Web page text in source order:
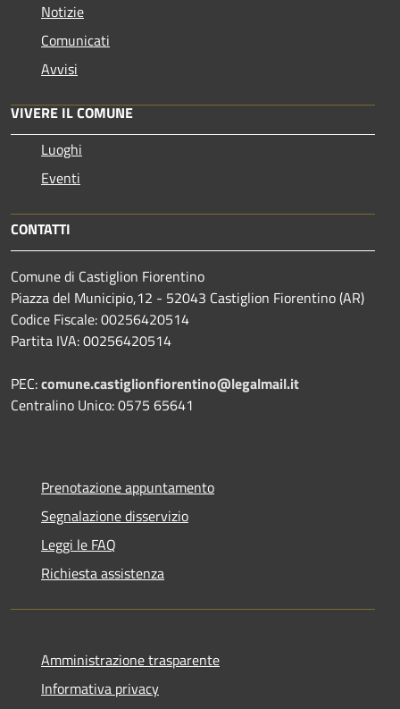
Notizie
Comunicati
Avvisi
VIVERE IL COMUNE
Luoghi
Eventi
CONTATTI
Comune di Castiglion Fiorentino
Piazza del Municipio,12 - 52043 Castiglion Fiorentino (AR)
Codice Fiscale: 00256420514
Partita IVA: 00256420514
PEC:comune.castiglionfiorentino@legalmail.it
Centralino Unico: 0575 65641
Prenotazione appuntamento
Segnalazione disservizio
Leggi le FAQ
Richiesta assistenza
Amministrazione trasparente
Informativa privacy